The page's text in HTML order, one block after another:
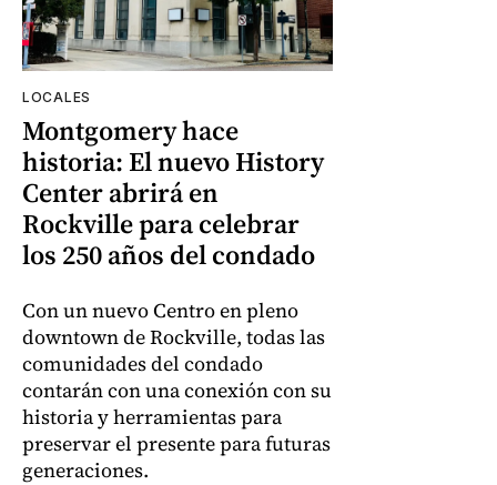
LOCALES
Montgomery hace
historia: El nuevo History
Center abrirá en
Rockville para celebrar
los 250 años del condado
Con un nuevo Centro en pleno
downtown de Rockville, todas las
comunidades del condado
contarán con una conexión con su
historia y herramientas para
preservar el presente para futuras
generaciones.